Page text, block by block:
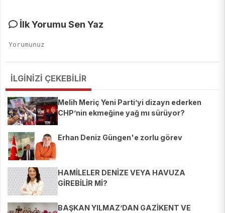
İlk Yorumu Sen Yaz
İLGİNİZİ ÇEKEBİLİR
Melih Meriç Yeni Parti’yi dizayn ederken
CHP’nin ekmeğine yağ mı sürüyor?
Erhan Deniz Güngen'e zorlu görev
HAMİLELER DENİZE VEYA HAVUZA
GİREBİLİR Mİ?
BAŞKAN YILMAZ’DAN GAZİKENT VE